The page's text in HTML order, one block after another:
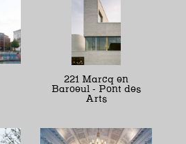
221 Marcq en
Baroeul - Pont des
Arts